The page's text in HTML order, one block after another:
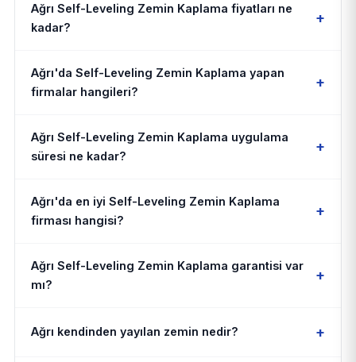
Ağrı Self-Leveling Zemin Kaplama fiyatları ne
kadar?
+
Ağrı'da Self-Leveling Zemin Kaplama yapan
firmalar hangileri?
+
Ağrı Self-Leveling Zemin Kaplama uygulama
süresi ne kadar?
+
Ağrı'da en iyi Self-Leveling Zemin Kaplama
firması hangisi?
+
Ağrı Self-Leveling Zemin Kaplama garantisi var
mı?
+
Ağrı kendinden yayılan zemin nedir? +